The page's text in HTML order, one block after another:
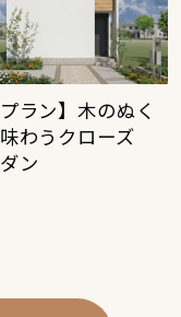
プラン】木のぬく
わうクローズ
ン